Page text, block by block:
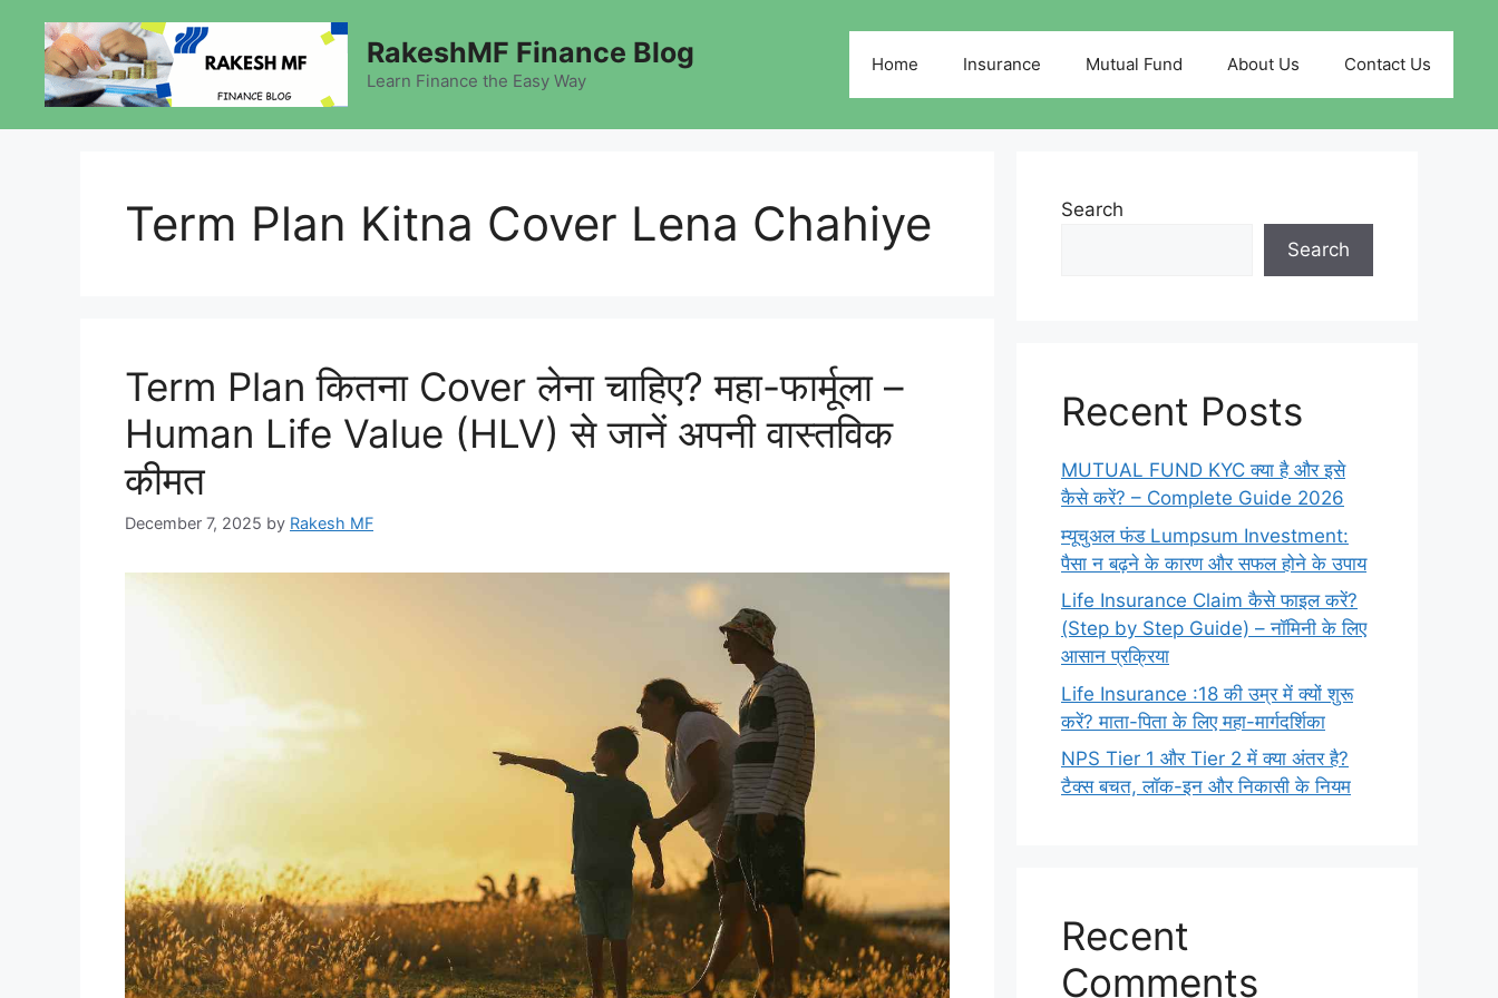
content
RakeshMF Finance Blog
Learn Finance the Easy Way
Home Insurance Mutual Fund About Us Contact Us
Term Plan Kitna Cover Lena Chahiye
Term Plan कितना Cover लेना चाहिए? महा-फार्मूला –
Human Life Value (HLV) से जानें अपनी वास्तविक
कीमत
December 7, 2025 by Rakesh MF
Search
Search
Recent Posts
MUTUAL FUND KYC क्या है और इसे
कैसे करें? – Complete Guide 2026
म्यूचुअल फंड Lumpsum Investment:
पैसा न बढ़ने के कारण और सफल होने के उपाय
Life Insurance Claim कैसे फाइल करें?
(Step by Step Guide) – नॉमिनी के लिए
आसान प्रक्रिया
Life Insurance :18 की उम्र में क्यों शुरू
करें? माता-पिता के लिए महा-मार्गदर्शिका
NPS Tier 1 और Tier 2 में क्या अंतर है?
टैक्स बचत, लॉक-इन और निकासी के नियम
Recent
Comments